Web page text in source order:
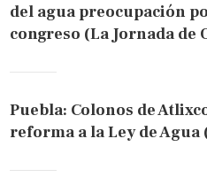
del agua preocupación
congreso (La Jornada de
Puebla: Colonos de
reforma a la Ley de Agua